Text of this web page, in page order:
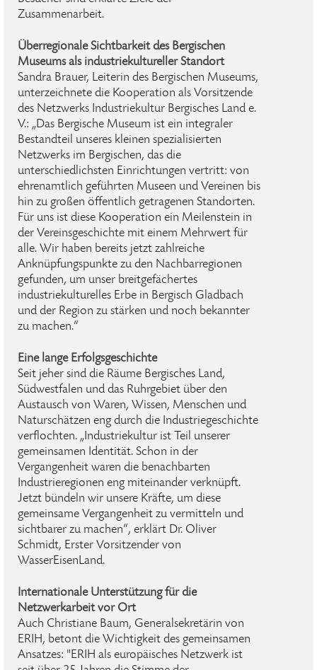
Zusammenarbeit.
Überregionale Sichtbarkeit des Bergischen
Museums als industriekultureller Standort
Sandra Brauer, Leiterin des Bergischen Museums,
unterzeichnete die Kooperation als Vorsitzende
des Netzwerks Industriekultur Bergisches Land e.
V.: „Das Bergische Museum ist ein integraler
Bestandteil unseres kleinen spezialisierten
Netzwerks im Bergischen, das die
unterschiedlichsten Einrichtungen vertritt: von
ehrenamtlich geführten Museen und Vereinen bis
hin zu großen öffentlich getragenen Standorten.
Für uns ist diese Kooperation ein Meilenstein in
der Vereinsgeschichte mit einem Mehrwert für
alle. Wir haben bereits jetzt zahlreiche
Anknüpfungspunkte zu den Nachbarregionen
gefunden, um unser breitgefächertes
industriekulturelles Erbe in Bergisch Gladbach
und der Region zu stärken und noch bekannter
zu machen.“
Eine lange Erfolgsgeschichte
Seit jeher sind die Räume Bergisches Land,
Südwestfalen und das Ruhrgebiet über den
Austausch von Waren, Wissen, Menschen und
Naturschätzen eng durch die Industriegeschichte
verflochten. „Industriekultur ist Teil unserer
gemeinsamen Identität. Schon in der
Vergangenheit waren die benachbarten
Industrieregionen eng miteinander verknüpft.
Jetzt bündeln wir unsere Kräfte, um diese
gemeinsame Vergangenheit zu vermitteln und
sichtbarer zu machen“, erklärt Dr. Oliver
Schmidt, Erster Vorsitzender von
WasserEisenLand.
Internationale Unterstützung für die
Netzwerkarbeit vor Ort
Auch Christiane Baum, Generalsekretärin von
ERIH, betont die Wichtigkeit des gemeinsamen
Ansatzes: "ERIH als europäisches Netzwerk ist